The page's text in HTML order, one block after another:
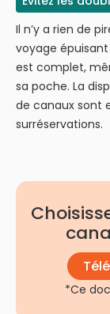
Il n’y a rien de
voyage épuisant
est complet,
sa poche. La
de canaux sont
surréservations.
*Ce